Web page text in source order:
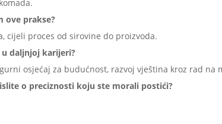
ove prakse?
cijeli proces od sirovine do proizvoda.
daljnjoj karijeri?
osjećaj za budućnost, razvoj vještina kroz rad na
o preciznosti koju ste morali postići?